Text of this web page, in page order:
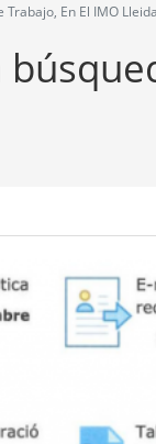
En El IMO Lleida